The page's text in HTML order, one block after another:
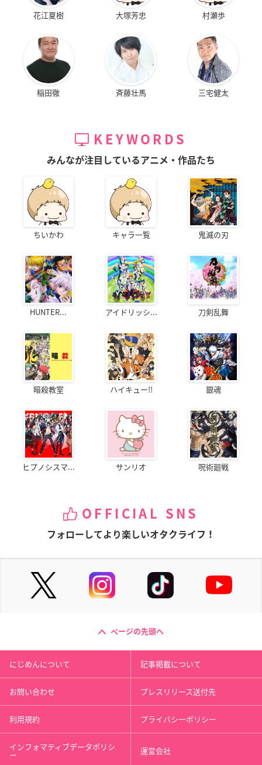
花江夏樹 大塚芳忠 村瀬歩
稲田徹 斉藤壮馬 三宅健太
KEYWORDS
みんなが注目しているアニメ・作品たち
ちいかわ キャラ一覧 鬼滅の刃
HUNTER... アイドリッシ... 刀剣乱舞
暗殺教室 ハイキュー!! 銀魂
ヒプノシスマ... サンリオ 呪術廻戦
OFFICIAL SNS
フォローしてより楽しいオタクライフ！
ページの先頭へ
にじめんについて 記事掲載について
お問い合わせ プレスリリース送付先
利用規約 プライバシーポリシー
インフォマティブデータポリシ
ー 運営会社